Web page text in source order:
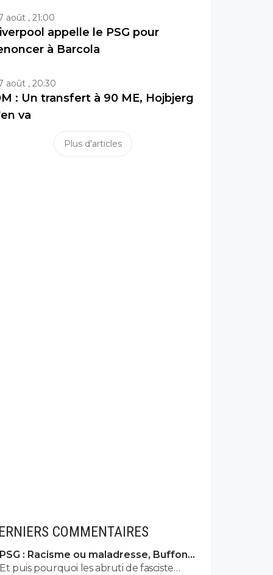
août , 21:00
appelle le PSG pour
à Barcola
août , 20:30
: Un transfert à 90 ME, Hojbjerg
va
Plus d'articles
COMMENTAIRES
PSG : Racisme ou maladresse, Buffon
écarte Suzuki
Et puis pourquoi les abruti de fasciste